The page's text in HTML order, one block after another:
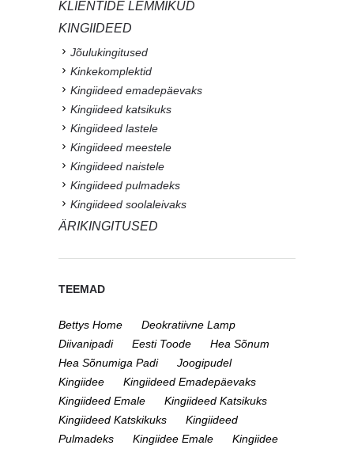
KLIENTIDE LEMMIKUD
KINGIIDEED
Jõulukingitused
Kinkekomplektid
Kingiideed emadepäevaks
Kingiideed katsikuks
Kingiideed lastele
Kingiideed meestele
Kingiideed naistele
Kingiideed pulmadeks
Kingiideed soolaleivaks
ÄRIKINGITUSED
TEEMAD
Bettys Home
Deokratiivne Lamp
Diivanipadi
Eesti Toode
Hea Sõnum
Hea Sõnumiga Padi
Joogipudel
Kingiidee
Kingiideed Emadepäevaks
Kingiideed Emale
Kingiideed Katsikuks
Kingiideed Katskikuks
Kingiideed
Pulmadeks
Kingiidee Emale
Kingiidee